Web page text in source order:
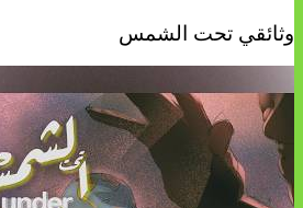
وثائقي تحت الشمس